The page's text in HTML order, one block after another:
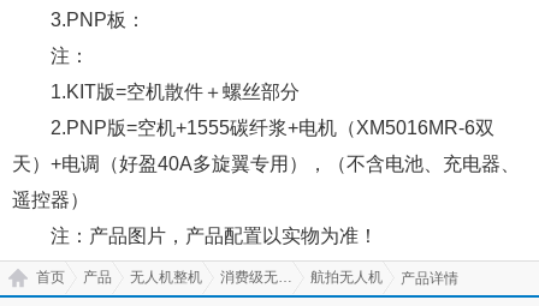
3.PNP板：
注：
1.KIT版=空机散件＋螺丝部分
2.PNP版=空机+1555碳纤浆+电机（XM5016MR-6双
天）+电调（好盈40A多旋翼专用），（不含电池、充电器、
遥控器）
注：产品图片，产品配置以实物为准！
首页 产品 无人机整机 消费级无人机 航拍无人机 产品详情